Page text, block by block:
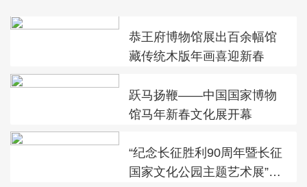
恭王府博物馆展出百余幅馆
藏传统木版年画喜迎新春
跃马扬鞭——中国国家博物
馆马年新春文化展开幕
“纪念长征胜利90周年暨长征
国家文化公园主题艺术展”在